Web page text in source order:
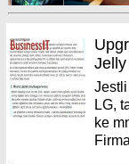
LG,
ke